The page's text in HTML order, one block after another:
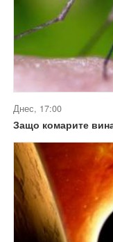
Днес, 17:00
Защо комарите